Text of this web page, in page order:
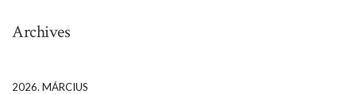
Archives
2026. MÁRCIUS